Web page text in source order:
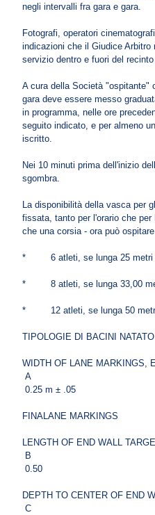
negli intervalli fra gara e gara.
Fotografi, operatori
indicazioni che il Giudice Arbitro
servizio dentro e fuori del
A cura della Società "ospitante"
gara deve essere messo
in programma, nelle ore
seguito indicato, e per almeno
iscritto.
Nei 10 minuti prima dell'inizio
sgombra.
La disponibilità della vasca per
fissata, tanto per l'orario che
che una corsia - ora può
* 6 atleti, se lunga 25 metri
* 8 atleti, se lunga 33,00
* 12 atleti, se lunga 50
TIPOLOGIE DI BACINI
WIDTH OF LANE MARKINGS,
A
0.25 m ± .05
FINALANE MARKINGS
LENGTH OF END WALL
B
0.50
DEPTH TO CENTER OF END
C